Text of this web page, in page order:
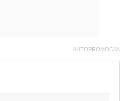
AUTOPROMOCJA